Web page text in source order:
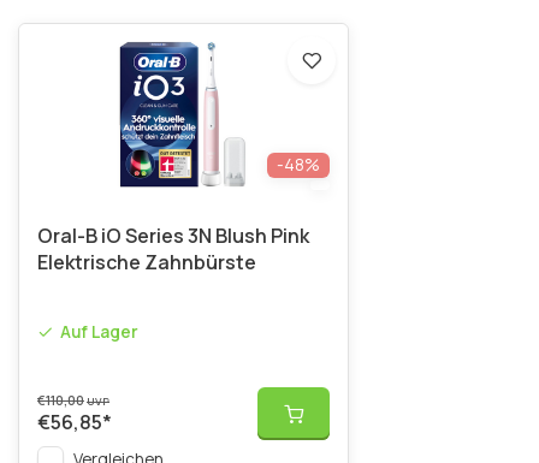
-48%
Oral-B iO Series 3N Blush Pink
Elektrische Zahnbürste
Auf Lager
€110,00UVP
€56,85*